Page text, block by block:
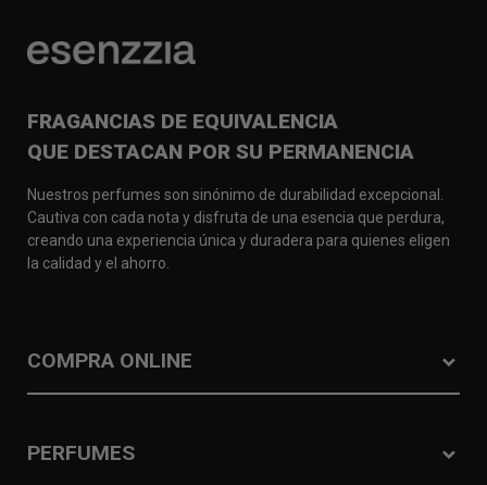
FRAGANCIAS DE EQUIVALENCIA
QUE DESTACAN POR SU PERMANENCIA
Nuestros perfumes son sinónimo de durabilidad excepcional.
Cautiva con cada nota y disfruta de una esencia que perdura,
creando una experiencia única y duradera para quienes eligen
la calidad y el ahorro.
COMPRA ONLINE
PERFUMES